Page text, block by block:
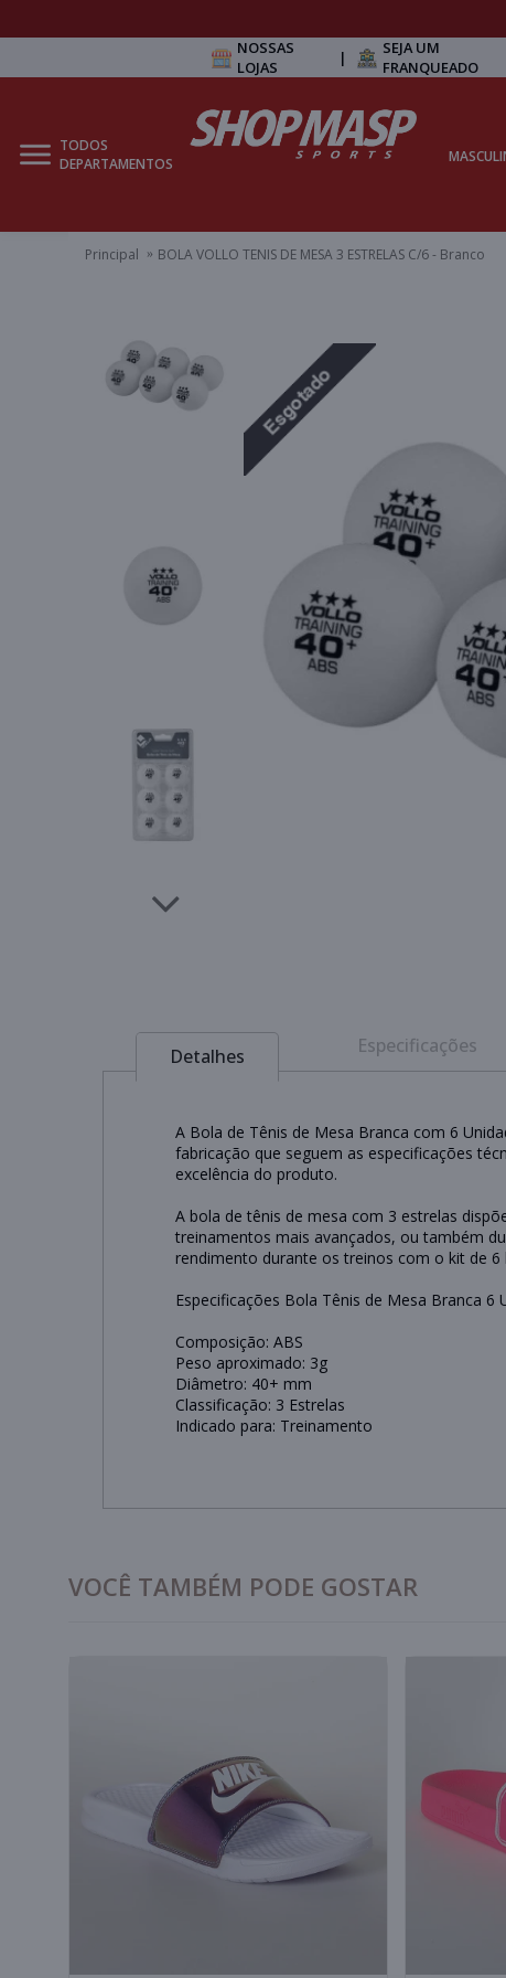
NOSSAS
LOJAS
|
SEJA UM
FRANQUEADO
TODOS
DEPARTAMENTOS
Principal BOLA VOLLO TENIS DE MESA 3 ESTRELAS C/6 - Branco
Detalhes Especificações
A Bola de Tênis de Mesa Branca com 6
fabricação que seguem as especificações
excelência do produto.
A bola de tênis de mesa com 3 estrelas
treinamentos mais avançados, ou também
rendimento durante os treinos com o kit de
Especificações Bola Tênis de Mesa Branca 6
Composição: ABS
Peso aproximado: 3g
Diâmetro: 40+ mm
Classificação: 3 Estrelas
Indicado para: Treinamento
VOCÊ TAMBÉM PODE GOSTAR